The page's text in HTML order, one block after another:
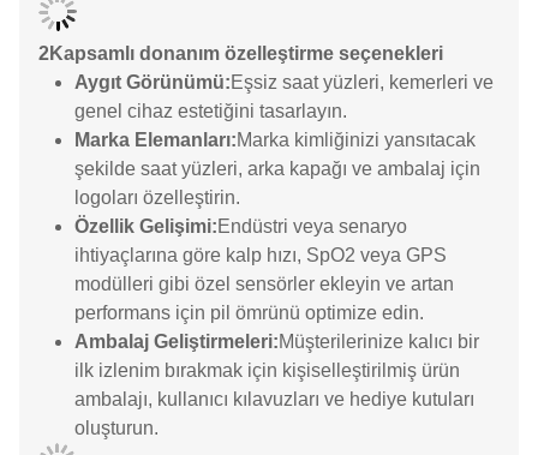
2Kapsamlı donanım özelleştirme seçenekleri
Aygıt Görünümü:Eşsiz saat yüzleri, kemerleri ve
genel cihaz estetiğini tasarlayın.
Marka Elemanları:Marka kimliğinizi yansıtacak
şekilde saat yüzleri, arka kapağı ve ambalaj için
logoları özelleştirin.
Özellik Gelişimi:Endüstri veya senaryo
ihtiyaçlarına göre kalp hızı, SpO2 veya GPS
modülleri gibi özel sensörler ekleyin ve artan
performans için pil ömrünü optimize edin.
Ambalaj Geliştirmeleri:Müşterilerinize kalıcı bir
ilk izlenim bırakmak için kişiselleştirilmiş ürün
ambalajı, kullanıcı kılavuzları ve hediye kutuları
oluşturun.